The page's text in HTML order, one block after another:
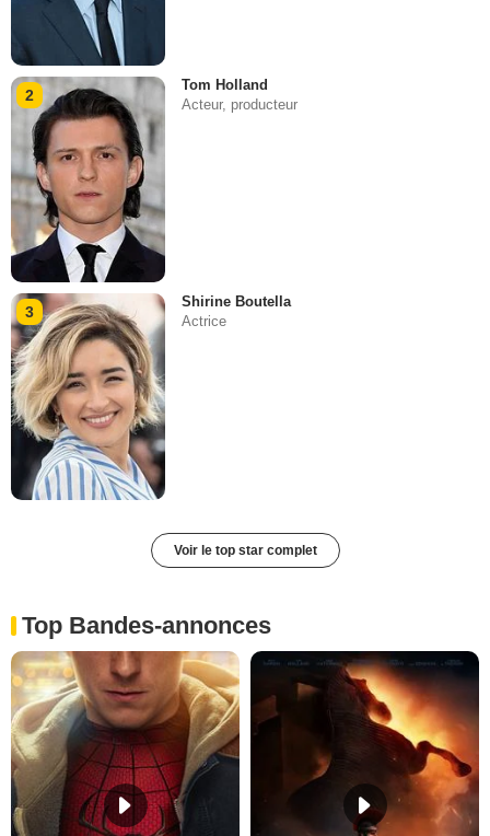
2
Tom Holland
Acteur, producteur
3
Shirine Boutella
Actrice
Voir le top star complet
Top Bandes-annonces